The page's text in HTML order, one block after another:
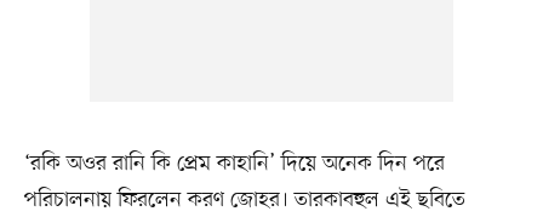
‘রকি অওর রানি কি প্রেম কাহানি’ দিয়ে অনেক দিন পরে
পরিচালনায় ফিরলেন করণ জোহর। তারকাবহুল এই ছবিতে